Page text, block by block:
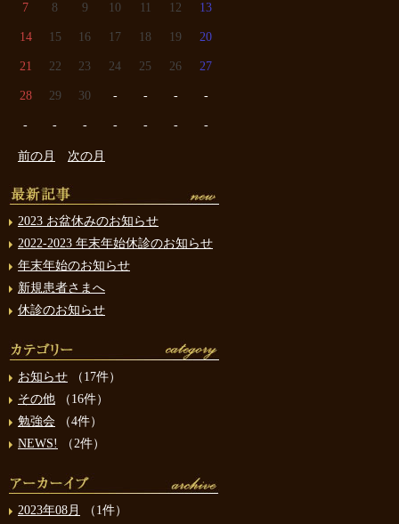
7 8 9 10 11 12 13
14 15 16 17 18 19 20
21 22 23 24 25 26 27
28 29 30 - - - -
- - - - - - -
前の月 次の月
2023 お盆休みのお知らせ
2022-2023 年末年始休診のお知らせ
年末年始のお知らせ
新規患者さまへ
休診のお知らせ
お知らせ （17件）
その他 （16件）
勉強会 （4件）
NEWS!
（2件）
2023年08月
（1件）